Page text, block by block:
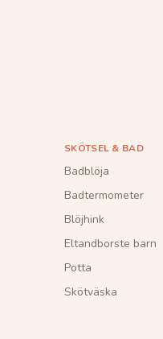
SKÖTSEL & BAD
Badblöja
Badtermometer
Blöjhink
Eltandborste barn
Potta
Skötväska